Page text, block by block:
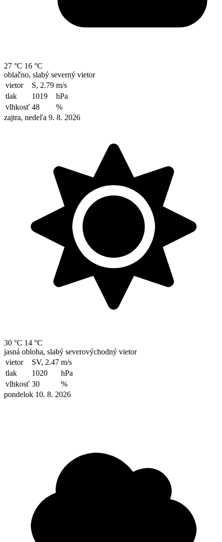
27 °C 16 °C
oblačno, slabý severný vietor
vietor
S, 2.79 m/s
tlak
1019
hPa
vlhkosť 48
%
zajtra, nedeľa 9. 8. 2026
30 °C 14 °C
jasná obloha, slabý severovýchodný vietor
vietor
SV, 2.47 m/s
tlak
1020
hPa
vlhkosť 30
%
pondelok 10. 8. 2026